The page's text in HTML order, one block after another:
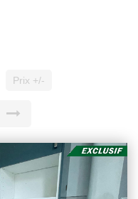
Prix +/-